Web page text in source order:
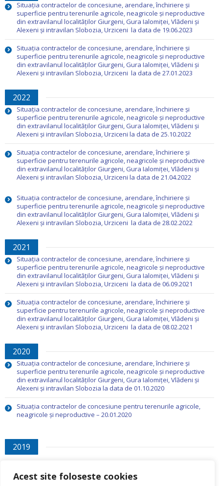
Acest site foloseste cookies
Situația contractelor de concesiune, arendare, închiriere și
superficie pentru terenurile agricole, neagricole și neproductive
din extravilanul localităților Giurgeni, Gura Ialomiței, Vlădeni și
Alexeni și intravilan Slobozia, Urziceni la data de 19.06.2023
Situația contractelor de concesiune, arendare, închiriere și
superficie pentru terenurile agricole, neagricole și neproductive
din extravilanul localităților Giurgeni, Gura Ialomiței, Vlădeni și
Alexeni și intravilan Slobozia, Urziceni la data de 27.01.2023
2022
Situația contractelor de concesiune, arendare, închiriere și
superficie pentru terenurile agricole, neagricole și neproductive
din extravilanul localităților Giurgeni, Gura Ialomiței, Vlădeni și
Alexeni și intravilan Slobozia, Urziceni la data de 25.10.2022
Situația contractelor de concesiune, arendare, închiriere și
superficie pentru terenurile agricole, neagricole și neproductive
din extravilanul localităților Giurgeni, Gura Ialomiței, Vlădeni și
Alexeni și intravilan Slobozia, Urziceni la data de 21.04.2022
Situația contractelor de concesiune, arendare, închiriere și
superficie pentru terenurile agricole, neagricole și neproductive
din extravilanul localităților Giurgeni, Gura Ialomiței, Vlădeni și
Alexeni și intravilan Slobozia, Urziceni la data de 28.02.2022
2021
Situația contractelor de concesiune, arendare, închiriere și
superficie pentru terenurile agricole, neagricole și neproductive
din extravilanul localităților Giurgeni, Gura Ialomiței, Vlădeni și
Alexeni și intravilan Slobozia, Urziceni la data de 06.09.2021
Situația contractelor de concesiune, arendare, închiriere și
superficie pentru terenurile agricole, neagricole și neproductive
din extravilanul localităților Giurgeni, Gura Ialomiței, Vlădeni și
Alexeni și intravilan Slobozia, Urziceni la data de 08.02.2021
2020
Situația contractelor de concesiune, arendare, închiriere și
superficie pentru terenurile agricole, neagricole și neproductive
din extravilanul localităților Giurgeni, Gura Ialomiței, Vlădeni și
Alexeni și intravilan Slobozia la data de 01.10.2020
Situația contractelor de concesiune pentru terenurile agricole,
neagricole şi neproductive – 20.01.2020
2019
neagricole şi neproductive – 22.07.2019